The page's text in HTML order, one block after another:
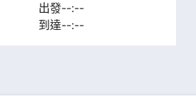
出發--:--
到達--:--